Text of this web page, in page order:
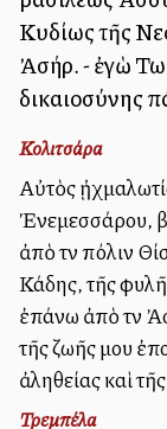
Κυδίως τῆς
Ἀσήρ. - ἐγὼ
δικαιοσύνης
Κολιτσάρα
Αὐτὸς
Ἐνεμεσσάρου,
ἀπὸ τὴν πόλιν
Κάδης, τῆς
ἐπάνω ἀπὸ τὴν
τῆς ζωῆς μου
ἀληθείας καὶ
Τρεμπέλα